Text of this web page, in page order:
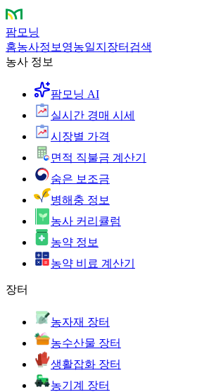
팜모닝
홈농사정보 영농일지 장터 검색
농사 정보
팜모닝 AI
실시간 경매 시세
시장별 가격
면적 직불금 계산기
숨은 보조금
병해충 정보
농사 커리큘럼
농약 정보
농약 비료 계산기
장터
농자재 장터
농수산물 장터
생활잡화 장터
농기계 장터